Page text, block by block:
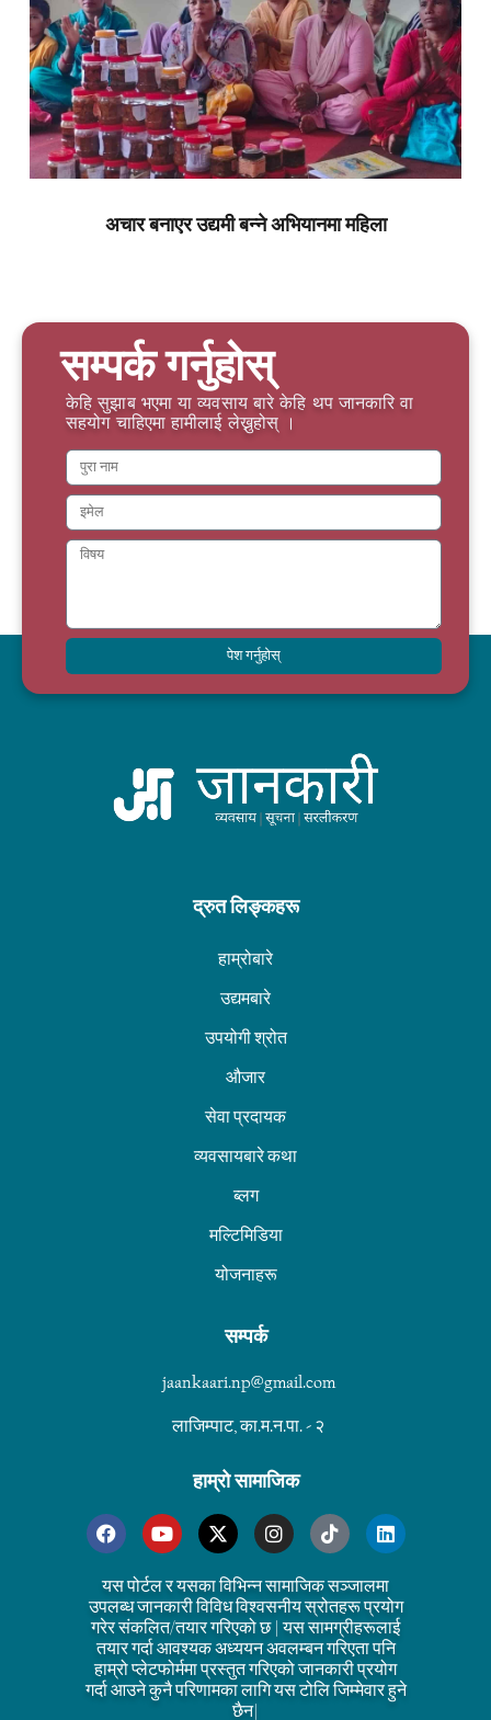
अचार बनाएर उद्यमी बन्ने अभियानमा महिला
सम्पर्क गर्नुहोस्
केहि सुझाब भएमा या व्यवसाय बारे केहि थप जानकारि वा
सहयोग चाहिएमा हामीलाई लेख्नुहोस् ।
पेश गर्नुहोस्
द्रुत लिङ्कहरू
हाम्रोबारे
उद्यमबारे
उपयोगी श्रोत
औजार
सेवा प्रदायक
व्यवसायबारे कथा
ब्लग
मल्टिमिडिया
योजनाहरू
सम्पर्क
jaankaari.np@gmail.com
लाजिम्पाट, का.म.न.पा. - २
हाम्रो सामाजिक
यस पोर्टल र यसका विभिन्न सामाजिक सञ्जालमा
उपलब्ध जानकारी विविध विश्वसनीय स्रोतहरू प्रयोग
गरेर संकलित/तयार गरिएको छ | यस सामग्रीहरूलाई
तयार गर्दा आवश्यक अध्ययन अवलम्बन गरिएता पनि
हाम्रो प्लेटफोर्ममा प्रस्तुत गरिएको जानकारी प्रयोग
गर्दा आउने कुनै परिणामका लागि यस टोलि जिम्मेवार हुने
छैन|